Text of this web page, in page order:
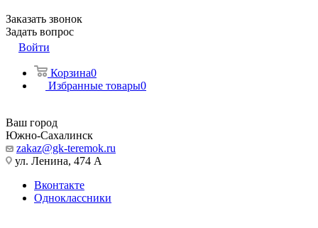
Заказать звонок
Задать вопрос
Войти
Корзина0
Избранные товары0
Ваш город
Южно-Сахалинск
zakaz@gk-teremok.ru
ул. Ленина, 474 А
Вконтакте
Одноклассники